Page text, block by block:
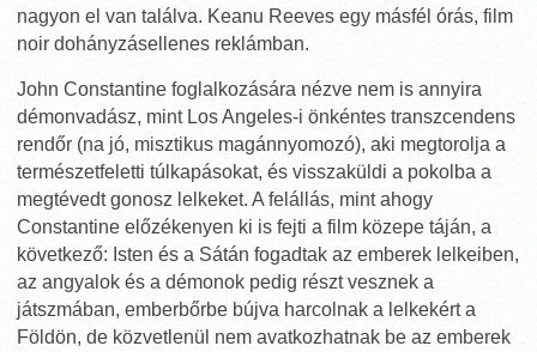
nagyon el van találva. Keanu Reeves egy másfél órás, film
noir dohányzásellenes reklámban.
John Constantine foglalkozására nézve nem is annyira
démonvadász, mint Los Angeles-i önkéntes transzcendens
rendőr (na jó, misztikus magánnyomozó), aki megtorolja a
természetfeletti túlkapásokat, és visszaküldi a pokolba a
megtévedt gonosz lelkeket. A felállás, mint ahogy
Constantine előzékenyen ki is fejti a film közepe táján, a
következő: Isten és a Sátán fogadtak az emberek lelkeiben,
az angyalok és a démonok pedig részt vesznek a
játszmában, emberbőrbe bújva harcolnak a lelkekért a
Földön, de közvetlenül nem avatkozhatnak be az emberek